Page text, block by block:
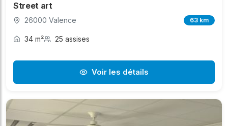
Street art
26000 Valence 63 km
34 m² 25 assises
Voir les détails